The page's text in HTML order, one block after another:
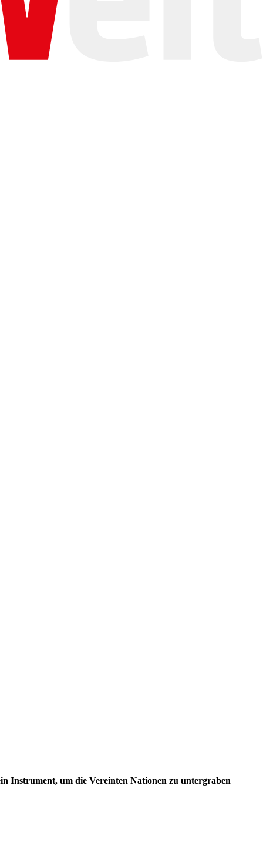
Instrument, um die Vereinten Nationen zu untergraben